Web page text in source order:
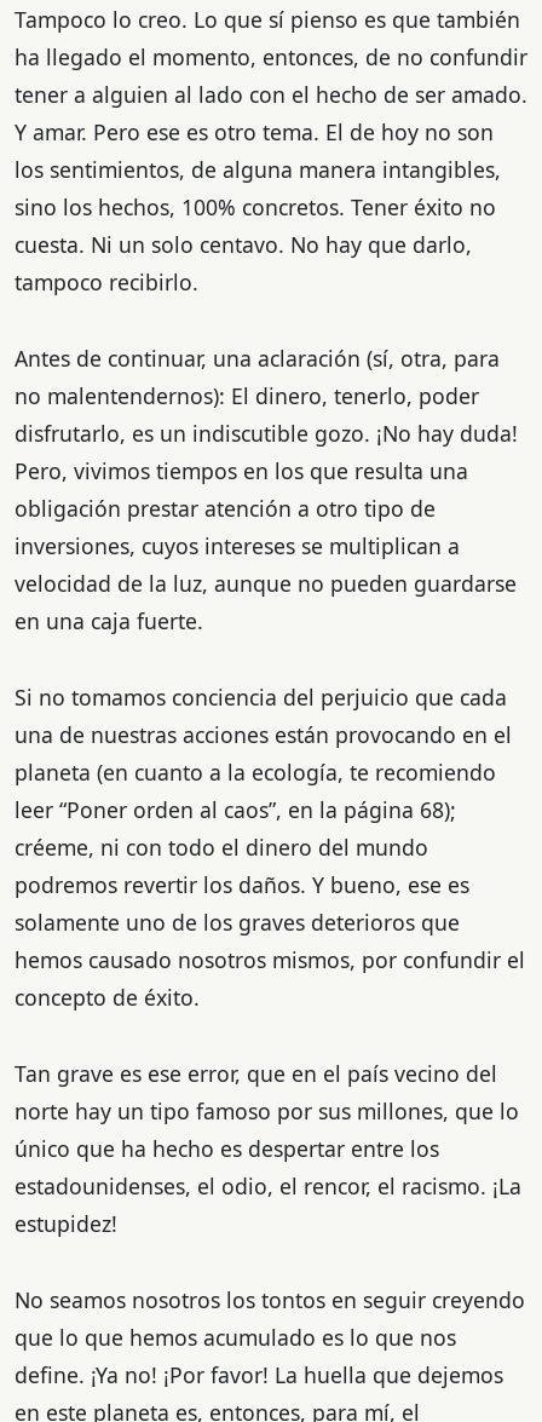
Tampoco lo creo. Lo que sí pienso es que también
ha llegado el momento, entonces, de no confundir
tener a alguien al lado con el hecho de ser amado.
Y amar. Pero ese es otro tema. El de hoy no son
los sentimientos, de alguna manera intangibles,
sino los hechos, 100% concretos. Tener éxito no
cuesta. Ni un solo centavo. No hay que darlo,
tampoco recibirlo.
Antes de continuar, una aclaración (sí, otra, para
no malentendernos): El dinero, tenerlo, poder
disfrutarlo, es un indiscutible gozo. ¡No hay duda!
Pero, vivimos tiempos en los que resulta una
obligación prestar atención a otro tipo de
inversiones, cuyos intereses se multiplican a
velocidad de la luz, aunque no pueden guardarse
en una caja fuerte.
Si no tomamos conciencia del perjuicio que cada
una de nuestras acciones están provocando en el
planeta (en cuanto a la ecología, te recomiendo
leer “Poner orden al caos”, en la página 68);
créeme, ni con todo el dinero del mundo
podremos revertir los daños. Y bueno, ese es
solamente uno de los graves deterioros que
hemos causado nosotros mismos, por confundir el
concepto de éxito.
Tan grave es ese error, que en el país vecino del
norte hay un tipo famoso por sus millones, que lo
único que ha hecho es despertar entre los
estadounidenses, el odio, el rencor, el racismo. ¡La
estupidez!
No seamos nosotros los tontos en seguir creyendo
que lo que hemos acumulado es lo que nos
define. ¡Ya no! ¡Por favor! La huella que dejemos
en este planeta es, entonces, para mí, el